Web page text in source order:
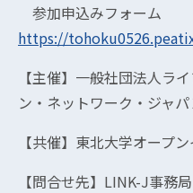
参加申込みフォーム
https://
【主催】一般社団法人ラ
ン・ネットワーク・ジャパ
【共催】東北大学オープ
【問合せ先】LINK-J事